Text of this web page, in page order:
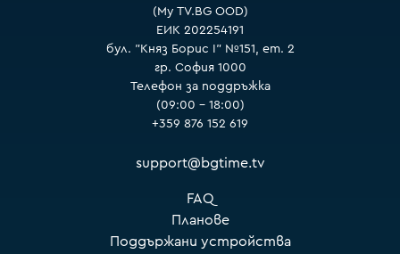
(My TV.BG OOD)
ЕИК 202254191
бул. "Княз Борис I" №151, ет. 2
гр. София 1000
Телефон за поддръжка
(09:00 – 18:00)
+359 876 152 619
support@bgtime.tv
FAQ
Планове
Поддържани устройства